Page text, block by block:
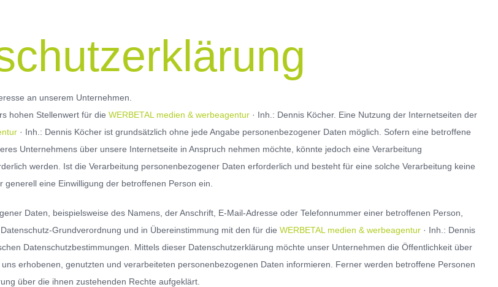
an unserem Unternehmen.
hohen Stellenwert für die WERBETAL medien & werbeagentur · Inh.: Dennis Köcher. Eine Nutzung der Internetseiten der
· Inh.: Dennis Köcher ist grundsätzlich ohne jede Angabe personenbezogener Daten möglich. Sofern eine betroffene
Unternehmens über unsere Internetseite in Anspruch nehmen möchte, könnte jedoch eine Verarbeitung
werden. Ist die Verarbeitung personenbezogener Daten erforderlich und besteht für eine solche Verarbeitung keine
eine Einwilligung der betroffenen Person ein.
Daten, beispielsweise des Namens, der Anschrift, E-Mail-Adresse oder Telefonnummer einer betroffenen Person,
Grundverordnung und in Übereinstimmung mit den für die WERBETAL medien & werbeagentur · Inh.: Dennis
Datenschutzbestimmungen. Mittels dieser Datenschutzerklärung möchte unser Unternehmen die Öffentlichkeit über
erhobenen, genutzten und verarbeiteten personenbezogenen Daten informieren. Ferner werden betroffene Personen
über die ihnen zustehenden Rechte aufgeklärt.